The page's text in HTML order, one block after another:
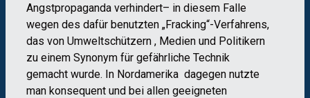
Angstpropaganda verhindert– in diesem Falle
wegen des dafür benutzten „Fracking“-Verfahrens,
das von Umweltschützern , Medien und Politikern
zu einem Synonym für gefährliche Technik
gemacht wurde. In Nordamerika dagegen nutzte
man konsequent und bei allen geeigneten